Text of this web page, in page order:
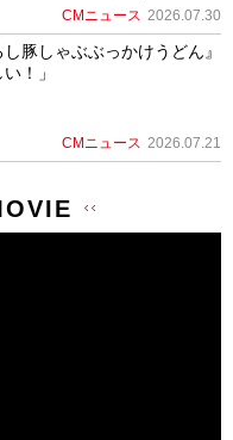
CMニュース 2026.07.30
豚しゃぶぶっかけうどん』
！」
CMニュース 2026.07.21